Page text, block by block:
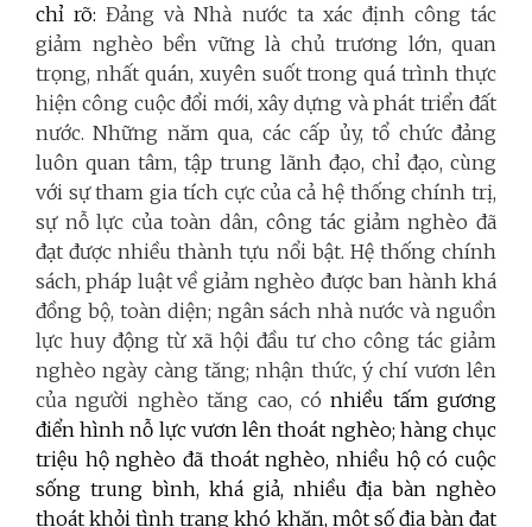
chỉ rõ:Đảng và Nhà nước ta xác định công tác
giảm nghèo bền vững là chủ trương lớn, quan
trọng, nhất quán, xuyên suốt trong quá trình thực
hiện công cuộc đổi mới, xây dựng và phát triển đất
nước. Những năm qua, các cấp ủy, tổ chức đảng
luôn quan tâm, tập trung lãnh đạo, chỉ đạo, cùng
với sự tham gia tích cực của cả hệ thống chính trị,
sự nỗ lực của toàn dân, công tác giảm nghèo đã
đạt được nhiều thành tựu nổi bật. Hệ thống chính
sách, pháp luật về giảm nghèo được ban hành khá
đồng bộ, toàn diện; ngân sách nhà nước và nguồn
lực huy động từ xã hội đầu tư cho công tác giảm
nghèo ngày càng tăng; nhận thức, ý chí vươn lên
của người nghèo tăng cao, cónhiều tấm gương
điển hình nỗ lực vươn lên thoát nghèo; hàng chục
triệu hộ nghèo đã thoát nghèo, nhiều hộ có cuộc
sống trung bình, khá giả, nhiều địa bàn nghèo
thoát khỏi tình trạng khó khăn, một số địa bàn đạt